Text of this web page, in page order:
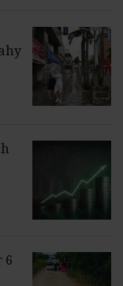
6